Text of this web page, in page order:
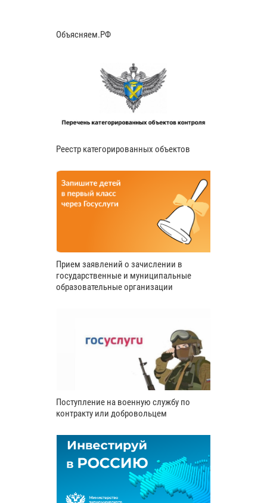
Объясняем.РФ
Реестр категорированных объектов
Прием заявлений о зачислении в
государственные и муниципальные
образовательные организации
Поступление на военную службу по
контракту или добровольцем